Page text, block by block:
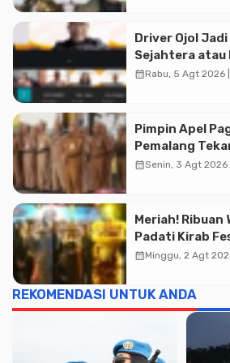
Driver Ojol Jadi
Sejahtera atau
Temuan
calendar_monthRabu, 5 Agt 2026
Pimpin Apel
Pemalang
Soliditas ASN
calendar_monthSenin, 3 Agt 2026 |
Meriah! Ribuan
Padati Kirab
calendar_monthMinggu, 2 Agt
REKOMENDASI UNTUK ANDA